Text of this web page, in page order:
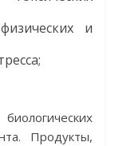
и
Продукты,